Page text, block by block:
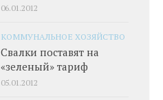
06.01.2012
КОММУНАЛЬНОЕ ХОЗЯЙСТВО
Свалки поставят на
«зеленый» тариф
05.01.2012